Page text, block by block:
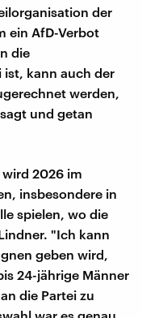
der
ein AfD-Verbot
die
ist, kann auch der
werden,
und getan
2026 im
insbesondere in
spielen, wo die
"Ich kann
geben wird,
24-jährige Männer
die Partei zu